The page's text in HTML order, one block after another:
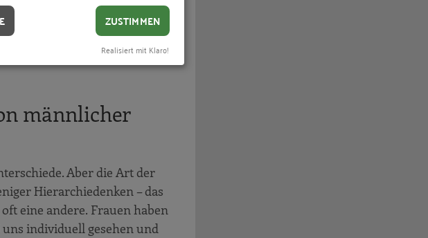
Auch in der Bauleitung
immer mehr
männlicher
Aber die Art der
Hierarchiedenken – das
eine andere. Frauen haben
individuell gesehen und
ZUSTIMMEN
Realisiert mit Klaro!